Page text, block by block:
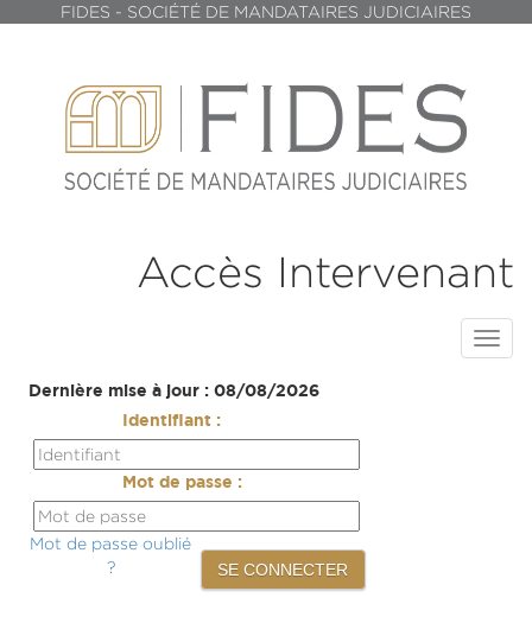
FIDES - SOCIÉTÉ DE MANDATAIRES JUDICIAIRES
Accès Intervenant
Dernière mise à jour : 08/08/2026
Identifiant :
Mot de passe :
Mot de passe oublié
?